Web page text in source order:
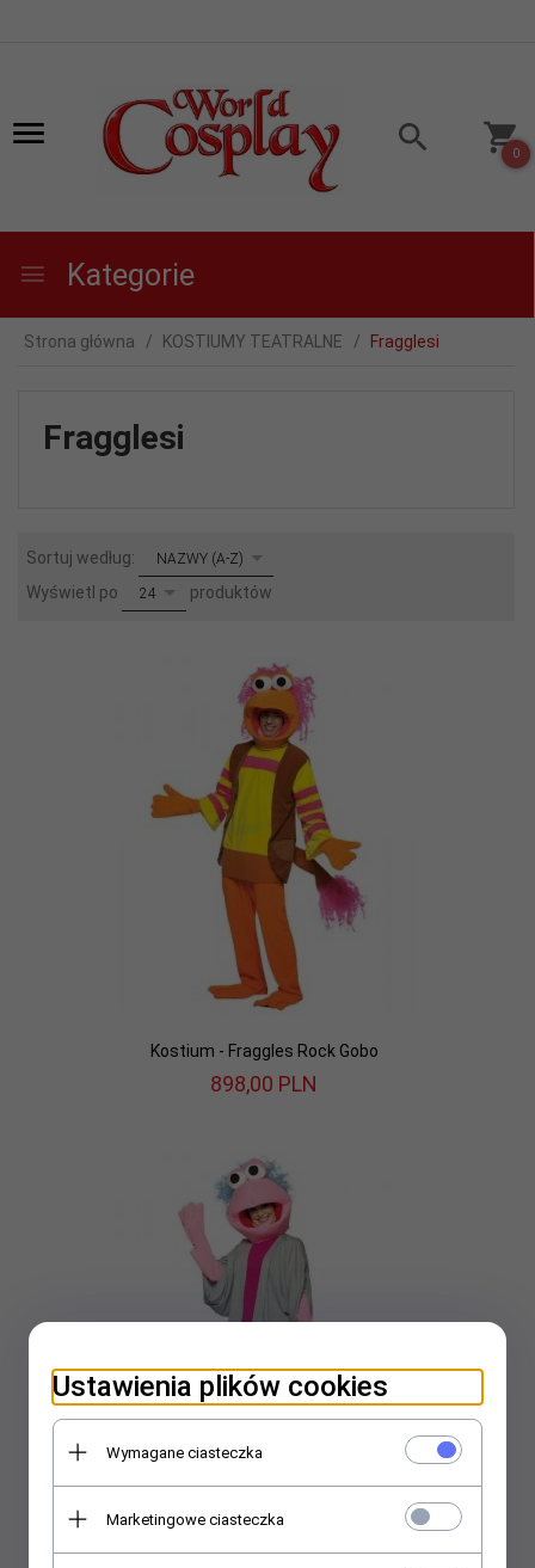
0
Kategorie
Strona główna KOSTIUMY TEATRALNE Fragglesi
Fragglesi
Sortuj według: sortNAZWY (A-Z)
Wyświetl po pop24 produktów
Kostium - Fraggles Rock Gobo
898,00 PLN
Ustawienia plików cookies
Wymagane ciasteczka
Marketingowe ciasteczka